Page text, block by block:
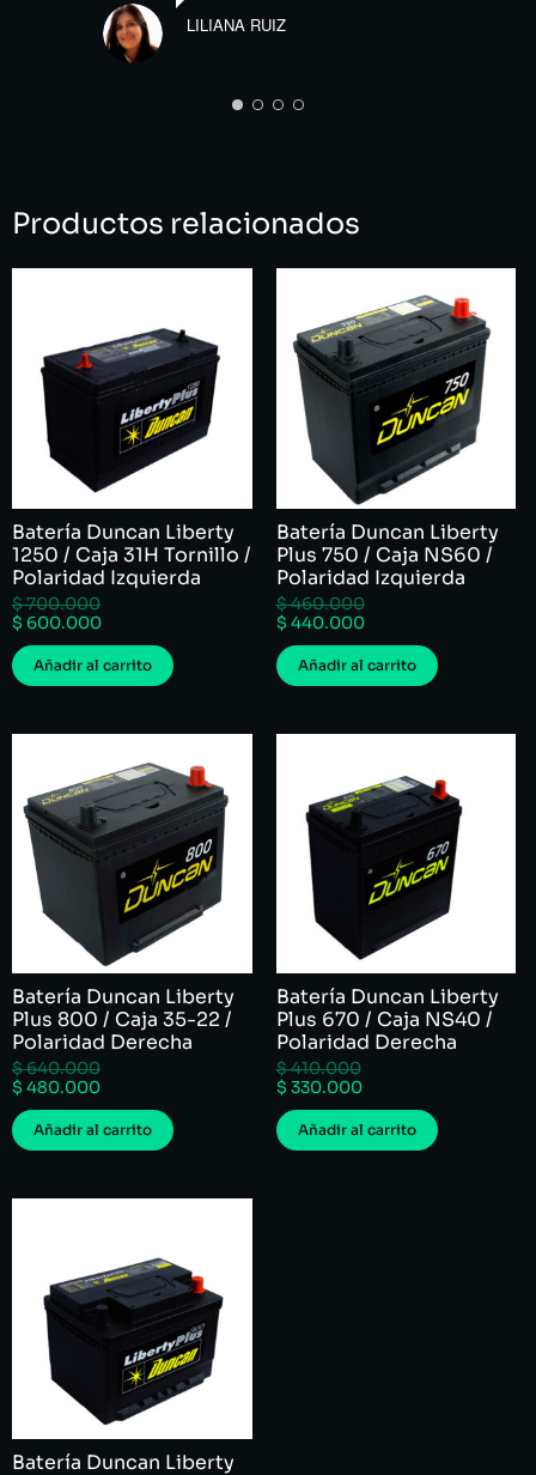
LILIANA RUIZ
Productos relacionados
Batería Duncan Liberty
1250 / Caja 31H Tornillo /
Polaridad Izquierda
$700.000
$ 600.000
Añadir al carrito
Batería Duncan Liberty
Plus 750 / Caja NS60 /
Polaridad Izquierda
$460.000
$ 440.000
Añadir al carrito
Batería Duncan Liberty
Plus 800 / Caja 35-22 /
Polaridad Derecha
$640.000
$ 480.000
Añadir al carrito
Batería Duncan Liberty
Plus 670 / Caja NS40 /
Polaridad Derecha
$410.000
$ 330.000
Añadir al carrito
Batería Duncan Liberty